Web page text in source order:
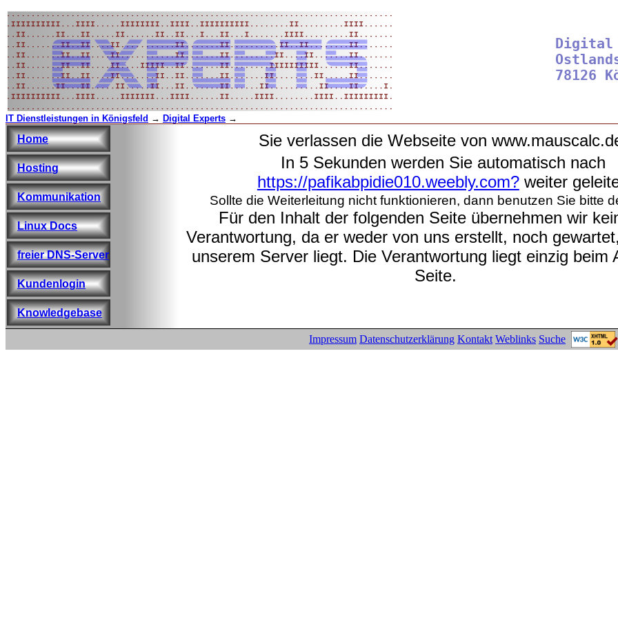
Digital
IT Dienstleistungen in Königsfeld → Digital Experts →
Sie verlassen die Webseite von
In 5 Sekunden werden Sie automatisch nach
https://pafikabpidie010.weebly.com?weiter
Sollte die Weiterleitung nicht funktionieren, dann benutzen Sie bitte
Für den Inhalt der folgenden Seite übernehmen wir
Verantwortung, da er weder von uns erstellt, noch
unserem Server liegt. Die Verantwortung liegt einzig beim
Seite.
Home
Hosting
Kommunikation
Linux Docs
freier DNS-Server
Kundenlogin
Knowledgebase
Impressum Datenschutzerklärung Kontakt Weblinks Suche